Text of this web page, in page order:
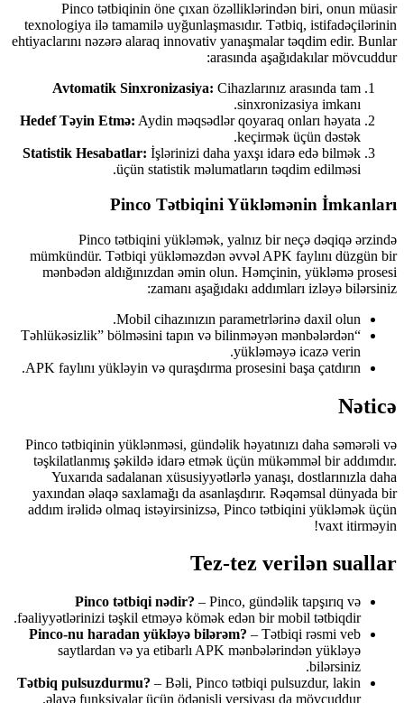
Pinco tətbiqinin öne çıxan özəlliklərindən biri, onun müasir
texnologiya ilə tamamilə uyğunlaşmasıdır. Tətbiq, istifadəçilərinin
ehtiyaclarını nəzərə alaraq innovativ yanaşmalar təqdim edir. Bunlar
arasında aşağıdakılar mövcuddur:
Avtomatik Sinxronizasiya: Cihazlarınız arasında tam
sinxronizasiya imkanı.
Hedef Təyin Etmə: Aydin məqsədlər qoyaraq onları həyata
keçirmək üçün dəstək.
Statistik Hesabatlar: İşlərinizi daha yaxşı idarə edə bilmək
üçün statistik məlumatların təqdim edilməsi.
Pinco Tətbiqini Yükləmənin İmkanları
Pinco tətbiqini yükləmək, yalnız bir neçə dəqiqə ərzində
mümkündür. Tətbiqi yükləməzdən əvvəl APK faylını düzgün bir
mənbədən aldığınızdan əmin olun. Həmçinin, yükləmə prosesi
zamanı aşağıdakı addımları izləyə bilərsiniz:
Mobil cihazınızın parametrlərinə daxil olun.
“Təhlükəsizlik” bölməsini tapın və bilinməyən mənbələrdən
yükləməyə icazə verin.
APK faylını yükləyin və quraşdırma prosesini başa çatdırın.
Nəticə
Pinco tətbiqinin yüklənməsi, gündəlik həyatınızı daha səmərəli və
təşkilatlanmış şəkildə idarə etmək üçün mükəmməl bir addımdır.
Yuxarıda sadalanan xüsusiyyətlərlə yanaşı, dostlarınızla daha
yaxından əlaqə saxlamağı da asanlaşdırır. Rəqəmsal dünyada bir
addım irəlidə olmaq istəyirsinizsə, Pinco tətbiqini yükləmək üçün
vaxt itirməyin!
Tez-tez verilən suallar
Pinco tətbiqi nədir? – Pinco, gündəlik tapşırıq və
fəaliyyətlərinizi təşkil etməyə kömək edən bir mobil tətbiqdir.
Pinco-nu haradan yükləyə bilərəm? – Tətbiqi rəsmi veb
saytlardan və ya etibarlı APK mənbələrindən yükləyə
bilərsiniz.
Tətbiq pulsuzdurmu? – Bəli, Pinco tətbiqi pulsuzdur, lakin
əlavə funksiyalar üçün ödənişli versiyası da mövcuddur.